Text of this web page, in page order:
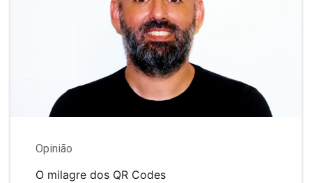
Opinião
O milagre dos QR Codes